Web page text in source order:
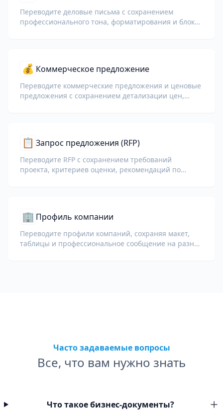
Переводите деловые письма с сохранением
профессионального тона, форматирования и блоков
💰 Коммерческое предложение
Переводите коммерческие предложения и ценовые
предложения с сохранением детализации цен,
📋 Запрос предложения (RFP)
Переводите RFP с сохранением требований
проекта, критериев оценки, рекомендаций по
🏢 Профиль компании
Переводите профили компаний, сохраняя макет,
таблицы и профессиональное сообщение на разных
Часто задаваемые вопросы
Все, что вам нужно знать
Что такое бизнес-документы?